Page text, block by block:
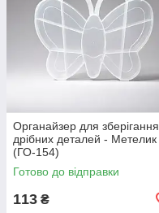
Органайзер для зберігання
дрібних деталей - Метелик
(ГО-154)
Готово до відправки
113 ₴